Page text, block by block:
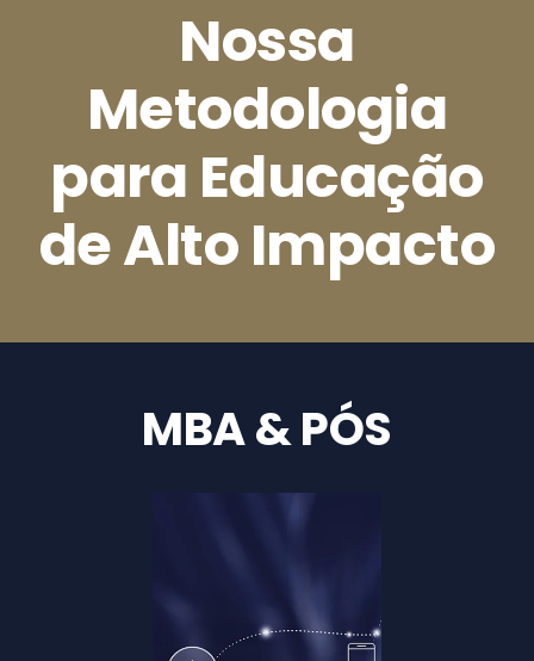
Nossa
Metodologia
para Educação
de Alto Impacto
MBA & PÓS